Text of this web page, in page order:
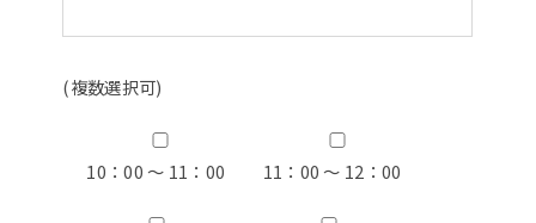
(複数選択可)
10：00 ～ 11：00 11：00 ～ 12：00